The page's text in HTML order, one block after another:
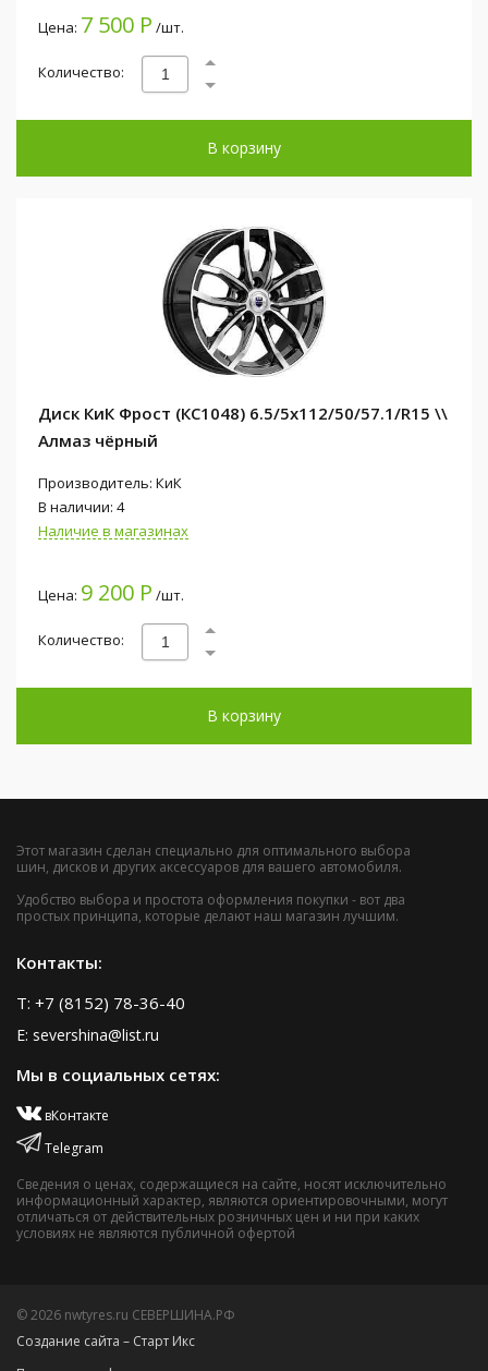
Цена: 7 500 Р /шт.
Количество:
В корзину
Диск КиК Фрост (КС1048) 6.5/5x112/50/57.1/R15 \\
Алмаз чёрный
Производитель: КиК
В наличии: 4
Наличие в магазинах
Цена: 9 200 Р /шт.
Количество:
В корзину
Этот магазин сделан специально для оптимального выбора
шин, дисков и других аксессуаров для вашего автомобиля.
Удобство выбора и простота оформления покупки - вот два
простых принципа, которые делают наш магазин лучшим.
Контакты:
T: +7 (8152) 78-36-40
E: severshina@list.ru
Мы в социальных сетях:
вКонтакте
Telegram
Сведения о ценах, содержащиеся на сайте, носят исключительно
информационный характер, являются ориентировочными, могут
отличаться от действительных розничных цен и ни при каких
условиях не являются публичной офертой
© 2026 nwtyres.ru СЕВЕРШИНА.РФ
Создание сайта – Старт Икс